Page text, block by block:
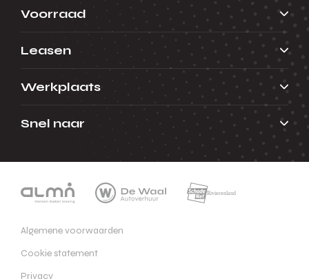
Voorraad
Leasen
Werkplaats
Snel naar
Algemene voorwaarden
Cookie statement
Privacy